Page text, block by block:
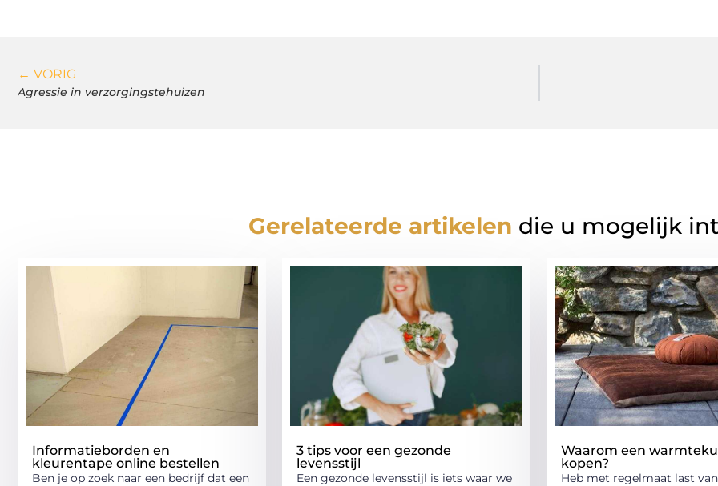
← VORIG
Agressie in verzorgingstehuizen
Gerelateerde artikelen die u mogelijk
Informatieborden en
kleurentape online bestellen
Ben je op zoek naar een bedrijf dat een
3 tips voor een gezonde
levensstijl
Een gezonde levensstijl is iets waar we
Waarom een
kopen?
Heb met regelmaat last